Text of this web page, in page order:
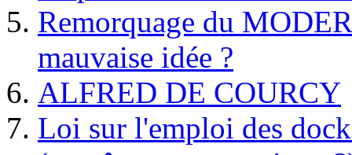
Remorquage du
mauvaise idée ?
ALFRED DE COURCY
Loi sur l'emploi des